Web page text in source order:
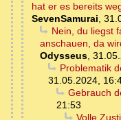
hat er es bereits
SevenSamurai,
Nein, du liegst
anschauen, da
Odysseus,
Problematik
31.05.2024,
Gebrauch
21:53
Volle